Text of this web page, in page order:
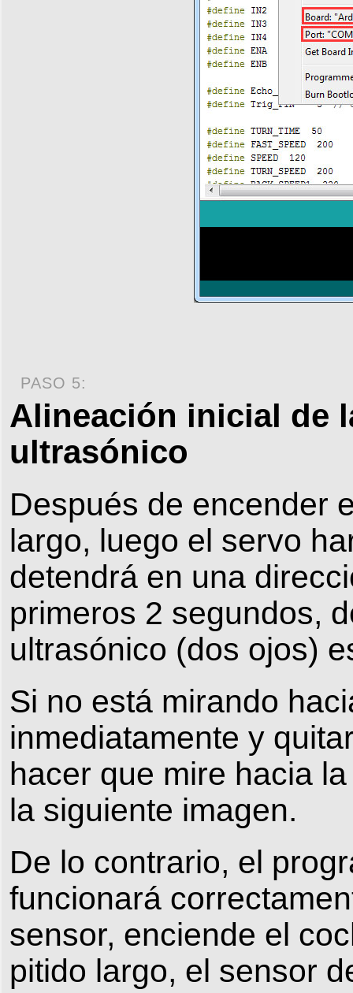
PASO 5:
Alineación inicial de
ultrasónico
Después de encender
largo, luego el servo
detendrá en una
primeros 2 segundos,
ultrasónico (dos ojos)
Si no está mirando
inmediatamente y
hacer que mire hacia
la siguiente imagen.
De lo contrario, el
funcionará
sensor, enciende el
pitido largo, el sensor